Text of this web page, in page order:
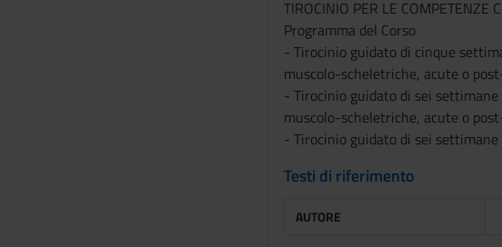
TIROCINIO PER LE COMPETENZE
Programma del Corso
- Tirocinio guidato di cinque
muscolo-scheletriche, acute o
- Tirocinio guidato di sei
muscolo-scheletriche, acute o
- Tirocinio guidato di sei
Testi di riferimento
AUTORE